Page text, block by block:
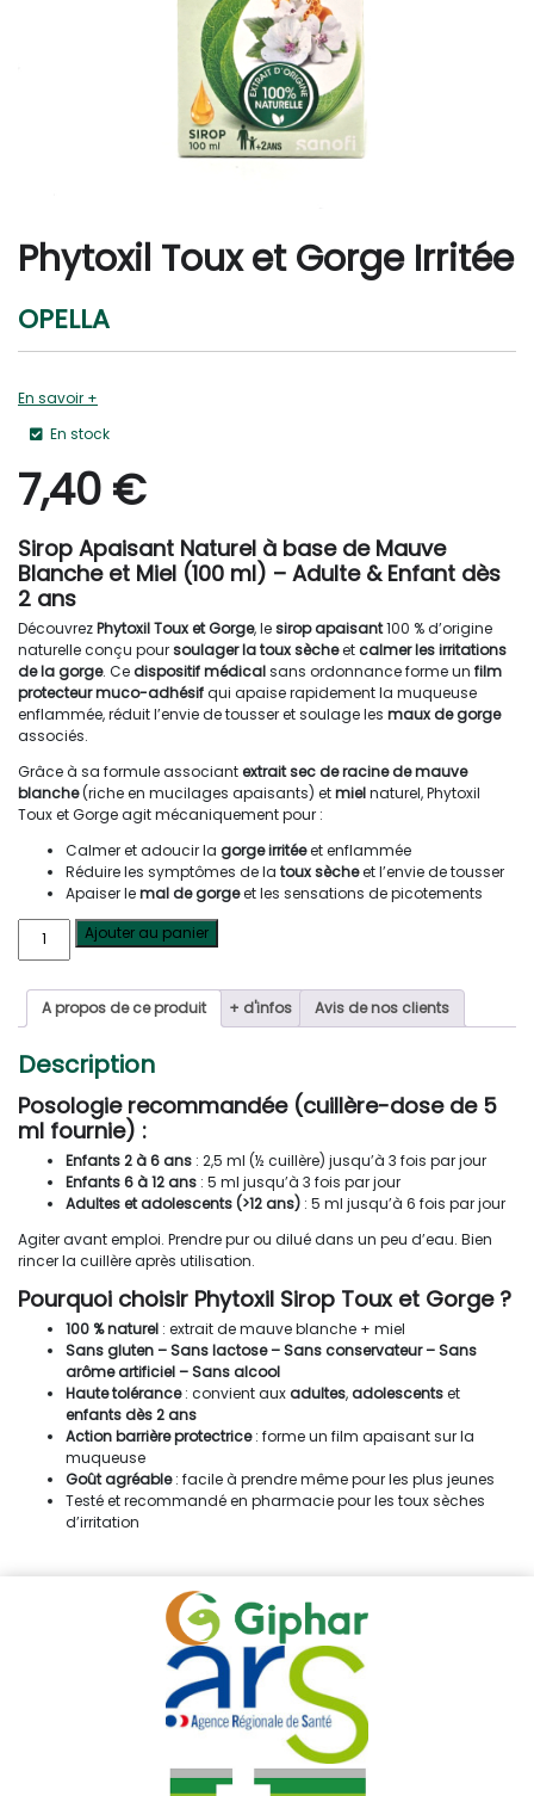
Phytoxil Toux et Gorge Irritée
OPELLA
En savoir +
En stock
7,40 €
Sirop Apaisant Naturel à base de Mauve
Blanche et Miel (100 ml) – Adulte & Enfant dès
2 ans
DécouvrezPhytoxil Toux et Gorge, lesirop apaisant100 % d’origine
naturelle conçu poursoulager la toux sècheetcalmer les irritations
de la gorge. Ce dispositif médicalsans ordonnance forme un film
protecteur muco-adhésifqui apaise rapidement la muqueuse
enflammée, réduit l’envie de tousser et soulage les maux de gorge
associés.
Grâce à sa formule associantextrait sec de racine de mauve
blanche(riche en mucilages apaisants) etmielnaturel, Phytoxil
Toux et Gorge agit mécaniquement pour :
Calmer et adoucir la gorge irritéeet enflammée
Réduire les symptômes de la toux sècheet l’envie de tousser
Apaiser lemal de gorgeet les sensations de picotements
quantité
Toux
Irritée
Ajouter au panier
A propos de ce produit + d'infos Avis de nos clients
Description
Posologie recommandée (cuillère-dose de 5
ml fournie) :
Enfants 2 à 6 ans : 2,5 ml (½ cuillère) jusqu’à 3 fois par jour
Enfants 6 à 12 ans : 5 ml jusqu’à 3 fois par jour
Adultes et adolescents (>12 ans) : 5 ml jusqu’à 6 fois par jour
Agiter avant emploi. Prendre pur ou dilué dans un peu d’eau. Bien
rincer la cuillère après utilisation.
Pourquoi choisir Phytoxil Sirop Toux et Gorge ?
100 % naturel : extrait de mauve blanche + miel
Sans gluten – Sans lactose – Sans conservateur – Sans
arôme artificiel – Sans alcool
Haute tolérance: convient aux adultes, adolescentset
enfants dès 2 ans
Action barrière protectrice: forme un film apaisant sur la
muqueuse
Goût agréable: facile à prendre même pour les plus jeunes
Testé et recommandé en pharmacie pour les toux sèches
d’irritation